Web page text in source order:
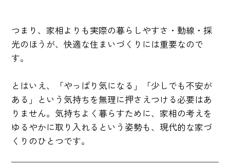
つまり、家相よりも実際の暮らしやすさ・動線・採
光のほうが、快適な住まいづくりには重要なので
す。
とはいえ、「やっぱり気になる」「少しでも不安が
ある」という気持ちを無理に押さえつける必要はあ
りません。気持ちよく暮らすために、家相の考えを
ゆるやかに取り入れるという姿勢も、現代的な家づ
くりのひとつです。